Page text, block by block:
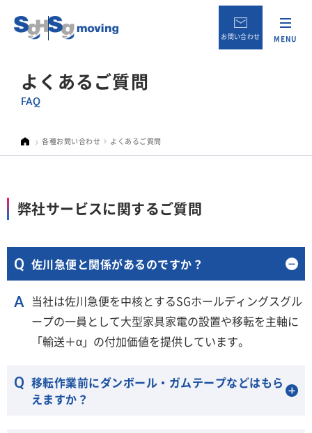
お問い合わせ MENU
よくあるご質問
FAQ
各種お問い合わせ よくあるご質問
弊社サービスに関するご質問
佐川急便と関係があるのですか？
当社は佐川急便を中核とするSGホールディングスグル
ープの一員として大型家具家電の設置や移転を主軸に
「輸送＋α」の付加価値を提供しています。
移転作業前にダンボール・ガムテープなどはもら
えますか？